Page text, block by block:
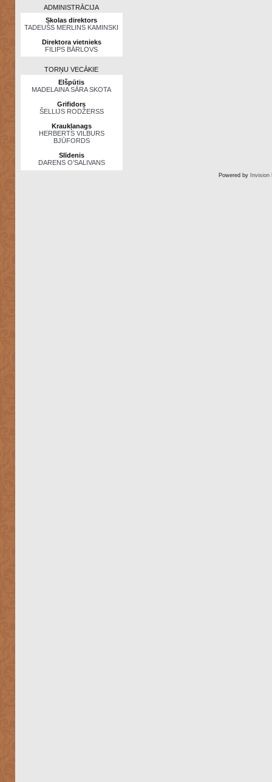
ADMINISTRĀCIJA
Skolas direktors
TADEUŠS MERLINS KAMINSKI
Direktora vietnieks
FILIPS BĀRLOVS
TORŅU VECĀKIE
Elšpūtis
MADELAINA SĀRA SKOTA
Grifidors
ŠELLIJS RODŽERSS
Kraukļanags
HERBERTS VILBURS
BJŪFORDS
Slīdenis
DARENS O’SALIVANS
Powered by Invision